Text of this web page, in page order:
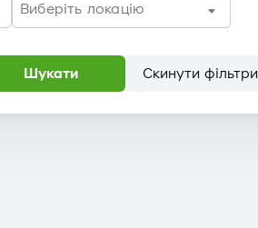
Виберіть локацію
Шукати Скинути фільтри